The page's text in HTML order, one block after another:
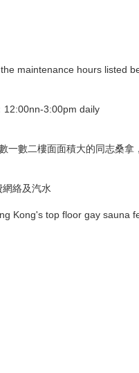
maintenance hours listed
12:00nn-3:00pm daily
一數二樓面面積大的同志桑拿
絡及汽水
Kong's top floor gay